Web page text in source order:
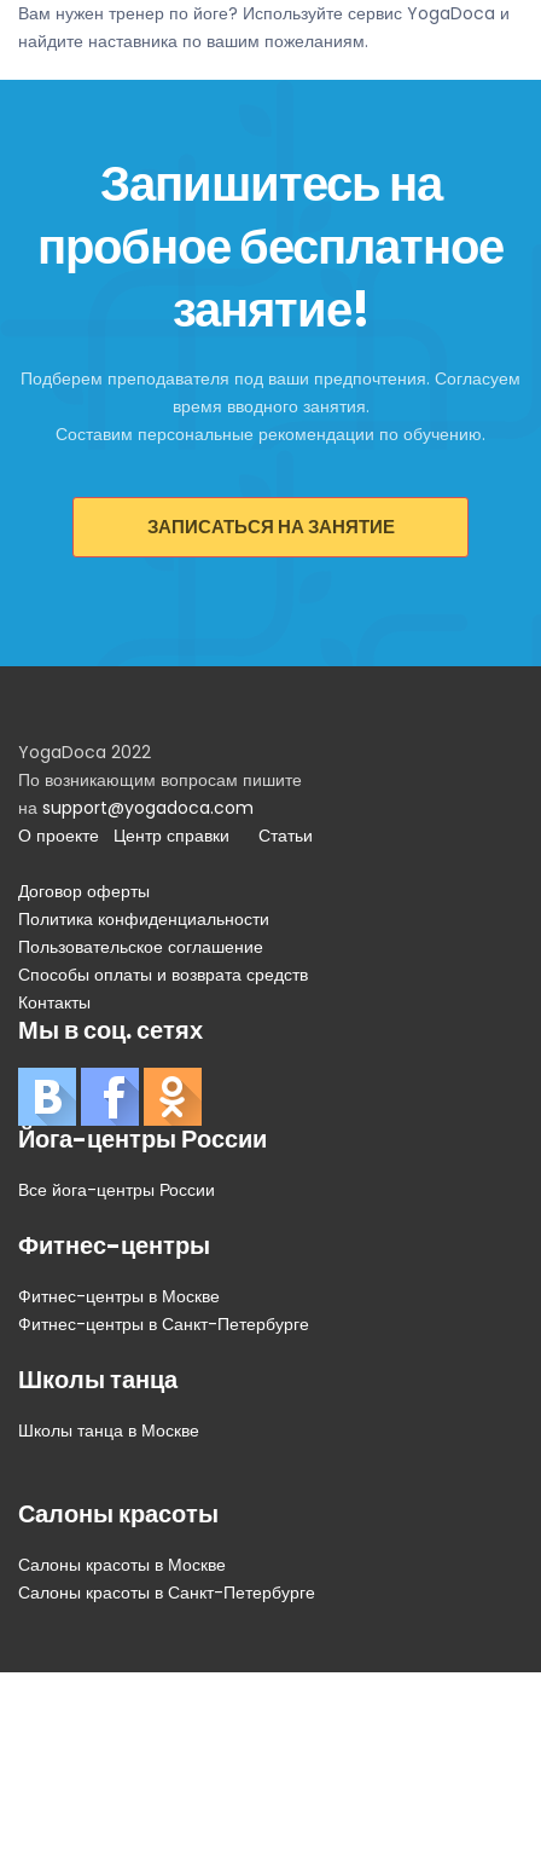
Вам нужен тренер по йоге? Используйте сервис YogaDoca и
найдите наставника по вашим пожеланиям.
Запишитесь на
пробное бесплатное
занятие!
Подберем преподавателя под ваши предпочтения. Согласуем
время вводного занятия.
Составим персональные рекомендации по обучению.
ЗАПИСАТЬСЯ НА ЗАНЯТИЕ
YogaDoca 2022
По возникающим вопросам пишите
на support@yogadoca.com
О проекте
Центр справки Статьи
Договор оферты
Политика конфиденциальности
Пользовательское соглашение
Способы оплаты и возврата средств
Контакты
Мы в соц. сетях
Йога-центры России
Все йога-центры России
Фитнес-центры
Фитнес-центры в Москве
Фитнес-центры в Санкт-Петербурге
Школы танца
Школы танца в Москве
Салоны красоты
Салоны красоты в Москве
Салоны красоты в Санкт-Петербурге